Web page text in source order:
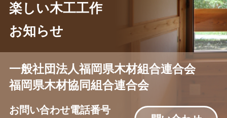
楽しい木工工作
お知らせ
一般社団法人福岡県木材組合連合会
福岡県木材協同組合連合会
お問い合わせ電話番号